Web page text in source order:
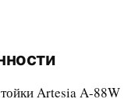
Artesia A-88W